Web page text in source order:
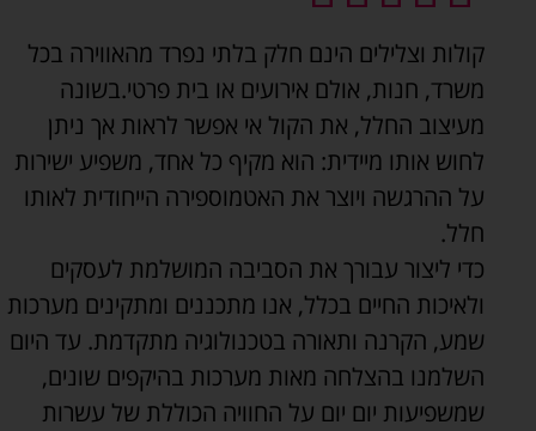
קולות וצלילים הינם חלק בלתי נפרד מהאווירה בכל
משרד, חנות, אולם אירועים או בית פרטי.בשונה
מעיצוב החלל, את הקול אי אפשר לראות אך ניתן
לחוש אותו מיידית: הוא מקיף כל אחד, משפיע ישירות
על ההרגשה ויוצר את האטמוספירה הייחודית לאותו
חלל.
כדי ליצור עבורך את הסביבה המושלמת לעסקים
ולאיכות החיים בכלל, אנו מתכננים ומתקינים מערכות
שמע, הקרנה ותאורה בטכנולוגיה מתקדמת. עד היום
השלמנו בהצלחה מאות מערכות בהיקפים שונים,
שמשפיעות יום יום על החוויה הכוללת של עשרות